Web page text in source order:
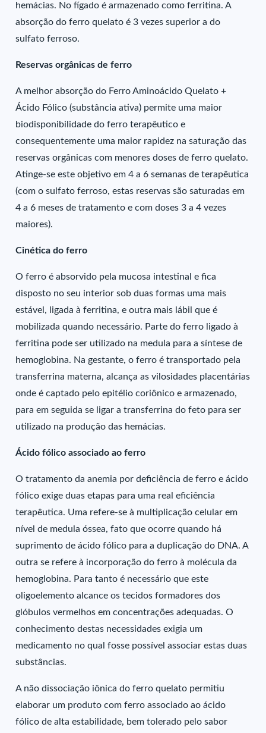
hemácias. No fígado é armazenado como ferritina. A
absorção do ferro quelato é 3 vezes superior a do
sulfato ferroso.
Reservas orgânicas de ferro
A melhor absorção do Ferro Aminoácido Quelato +
Ácido Fólico (substância ativa) permite uma maior
biodisponibilidade do ferro terapêutico e
consequentemente uma maior rapidez na saturação das
reservas orgânicas com menores doses de ferro quelato.
Atinge-se este objetivo em 4 a 6 semanas de terapêutica
(com o sulfato ferroso, estas reservas são saturadas em
4 a 6 meses de tratamento e com doses 3 a 4 vezes
maiores).
Cinética do ferro
O ferro é absorvido pela mucosa intestinal e fica
disposto no seu interior sob duas formas uma mais
estável, ligada à ferritina, e outra mais lábil que é
mobilizada quando necessário. Parte do ferro ligado à
ferritina pode ser utilizado na medula para a síntese de
hemoglobina. Na gestante, o ferro é transportado pela
transferrina materna, alcança as vilosidades placentárias
onde é captado pelo epitélio coriônico e armazenado,
para em seguida se ligar a transferrina do feto para ser
utilizado na produção das hemácias.
Ácido fólico associado ao ferro
O tratamento da anemia por deficiência de ferro e ácido
fólico exige duas etapas para uma real eficiência
terapêutica. Uma refere-se à multiplicação celular em
nível de medula óssea, fato que ocorre quando há
suprimento de ácido fólico para a duplicação do DNA. A
outra se refere à incorporação do ferro à molécula da
hemoglobina. Para tanto é necessário que este
oligoelemento alcance os tecidos formadores dos
glóbulos vermelhos em concentrações adequadas. O
conhecimento destas necessidades exigia um
medicamento no qual fosse possível associar estas duas
substâncias.
A não dissociação iônica do ferro quelato permitiu
elaborar um produto com ferro associado ao ácido
fólico de alta estabilidade, bem tolerado pelo sabor